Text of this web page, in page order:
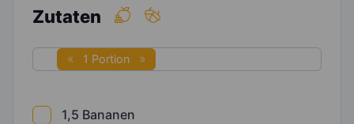
Zutaten
1 Portion
1,5 Bananen